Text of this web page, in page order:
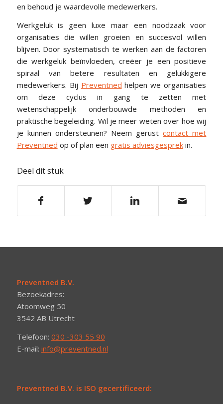
en behoud je waardevolle medewerkers.
Werkgeluk is geen luxe maar een noodzaak voor
organisaties die willen groeien en succesvol willen
blijven. Door systematisch te werken aan de factoren
die werkgeluk beïnvloeden, creëer je een positieve
spiraal van betere resultaten en gelukkigere
medewerkers. Bij Preventned helpen we organisaties
om deze cyclus in gang te zetten met
wetenschappelijk onderbouwde methoden en
praktische begeleiding. Wil je meer weten over hoe wij
je kunnen ondersteunen? Neem gerustcontact met
Preventned op of plan een gratis adviesgesprekin.
Deel dit stuk
Preventned B.V.
Bezoekadres:
Atoomweg 50
3542 AB Utrecht
Telefoon: 030 -303 55 90
E-mail: info@preventned.nl
Preventned B.V. is ISO gecertificeerd: